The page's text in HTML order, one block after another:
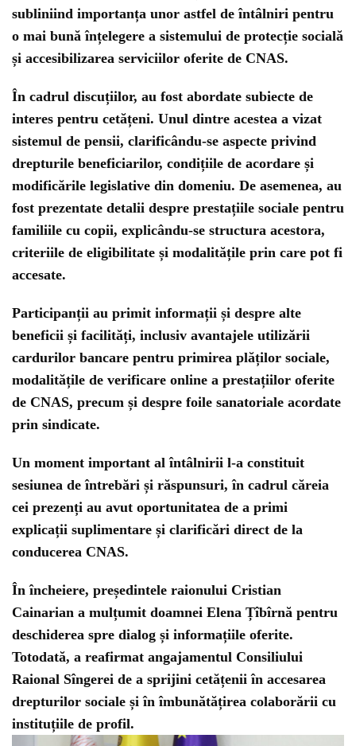
subliniind importanța unor astfel de întâlniri pentru
o mai bună înțelegere a sistemului de protecție socială
și accesibilizarea serviciilor oferite de CNAS.
În cadrul discuțiilor, au fost abordate subiecte de
interes pentru cetățeni. Unul dintre acestea a vizat
sistemul de pensii, clarificându-se aspecte privind
drepturile beneficiarilor, condițiile de acordare și
modificările legislative din domeniu. De asemenea, au
fost prezentate detalii despre prestațiile sociale pentru
familiile cu copii, explicându-se structura acestora,
criteriile de eligibilitate și modalitățile prin care pot fi
accesate.
Participanții au primit informații și despre alte
beneficii și facilități, inclusiv avantajele utilizării
cardurilor bancare pentru primirea plăților sociale,
modalitățile de verificare online a prestațiilor oferite
de CNAS, precum și despre foile sanatoriale acordate
prin sindicate.
Un moment important al întâlnirii l-a constituit
sesiunea de întrebări și răspunsuri, în cadrul căreia
cei prezenți au avut oportunitatea de a primi
explicații suplimentare și clarificări direct de la
conducerea CNAS.
În încheiere, președintele raionului Cristian
Cainarian a mulțumit doamnei Elena Țîbîrnă pentru
deschiderea spre dialog și informațiile oferite.
Totodată, a reafirmat angajamentul Consiliului
Raional Sîngerei de a sprijini cetățenii în accesarea
drepturilor sociale și în îmbunătățirea colaborării cu
instituțiile de profil.